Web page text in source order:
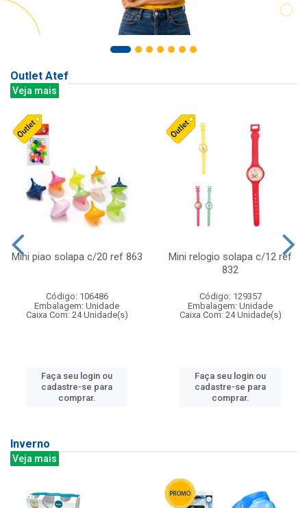
Outlet Atef
Veja mais
Mini piao solapa c/20 ref 863
Código: 106486
Embalagem: Unidade
Caixa Com: 24 Unidade(s)
Faça seu login ou
cadastre-se para
comprar.
Mini relogio solapa c/12 ref
832
Código: 129357
Embalagem: Unidade
Caixa Com: 24 Unidade(s)
Faça seu login ou
cadastre-se para
comprar.
Inverno
Veja mais